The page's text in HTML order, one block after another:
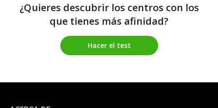
¿Quieres descubrir los centros con los
que tienes más afinidad?
Hacer el test